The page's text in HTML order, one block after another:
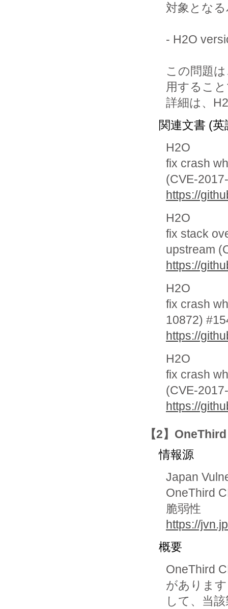
対象とな
- H2O
この問題
用するこ
詳細は、
関連文書 (英
H2O
fix crash
(CVE-
https://
H2O
fix stack
upstream
https://
H2O
fix crash
10872)
https://
H2O
fix crash
(CVE-
https://
【2】
情報源
Japan
OneThird
脆弱性
https://
概要
OneThird
がありま
して、当